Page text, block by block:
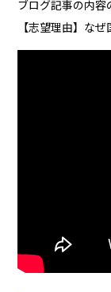
ブログ記事の内
【志望理由】な